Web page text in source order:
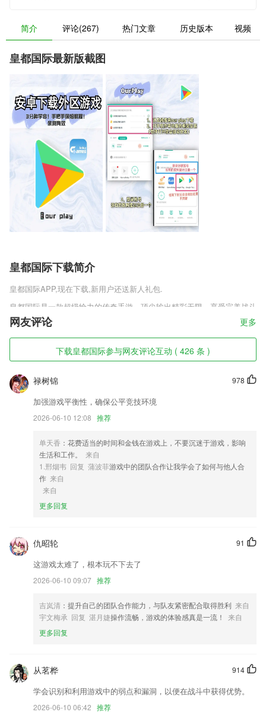
简介 评论(267) 热门文章 历史版本 视频
皇都国际最新版截图
皇都国际下载简介
皇都国际APP,现在下载,新用户还送新人礼包.
皇都国际是一款超级给力的传奇手游，顶尖输出精彩无限，享受完美战斗
的蓝雨传奇新体验。超棒的自动吃药脚本辅助，让玩家们在战斗当中无需
手动加血，只要药带的多，全程不会死。金币版本畅快打金，畅爽杀敌海
量福利等你获取。
皇都国际软件特色
1,题库更新，这里的题库会跟着考试大纲与时间的变化而变化；
2,根据考试题型变化，轻松打造[习题集]题型，抽题组卷[模拟考场]，进
4,文字词汇语法阅读听力翻译口语，各门类专项训练，模块考题；
5,发现好的模型，实时互动
6,根据客户需求,准备相应的年度技术推荐和开发项目
皇都国际软件优势
2.：可以方便学生进行选择相应的古诗进行学习。
3.孩子可以在此体验值班生的角色整理教室，可以认知教室内的各种物
4.深刻理解儿童认知发展规律，10年的珠心算教育积累，全新呈现。
5.签到统计
6.：极易操作，美观流畅
皇都国际更新了什么?
温暖的BaoBao展播优化升级；
修复已知bug，提升稳定性；
支持护眼模式
网友评论 更多
下载皇都国际参与网友评论互动 ( 426 条 )
978
禄树锦
加强游戏平衡性，确保公平竞技环境
2026-06-10 12:08 推荐
单天香 ：花费适当的时间和金钱在游戏上，不要沉迷于游戏，影响
生活和工作。
来自
1.邢烟韦 回复 蒲波菲游戏中的团队合作让我学会了如何与他人合
作 来自
来自
更多回复
91
仇昭轮
这游戏太难了，根本玩不下去了
2026-06-10 09:07 推荐
吉岚清 ：提升自己的团队合作能力，与队友紧密配合取得胜利 来自
宇文梅承 回复 湛月婕操作流畅，游戏的体验感真是一流！
来自
更多回复
914
从茗桦
学会识别和利用游戏中的弱点和漏洞，以便在战斗中获得优势。
2026-06-10 06:42 推荐